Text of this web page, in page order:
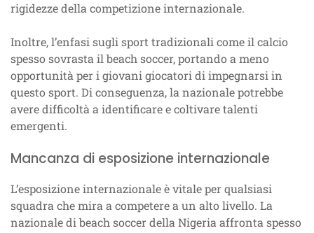
rigidezze della competizione internazionale.
Inoltre, l’enfasi sugli sport tradizionali come il calcio
spesso sovrasta il beach soccer, portando a meno
opportunità per i giovani giocatori di impegnarsi in
questo sport. Di conseguenza, la nazionale potrebbe
avere difficoltà a identificare e coltivare talenti
emergenti.
Mancanza di esposizione internazionale
L’esposizione internazionale è vitale per qualsiasi
squadra che mira a competere a un alto livello. La
nazionale di beach soccer della Nigeria affronta spesso